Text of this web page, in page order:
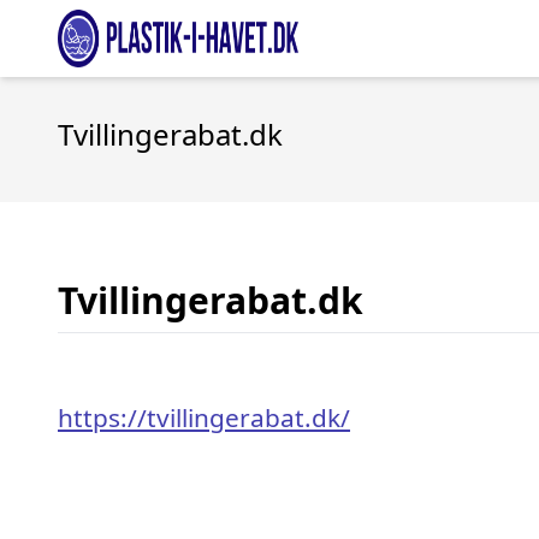
Tvillingerabat.dk
Tvillingerabat.dk
https://tvillingerabat.dk/